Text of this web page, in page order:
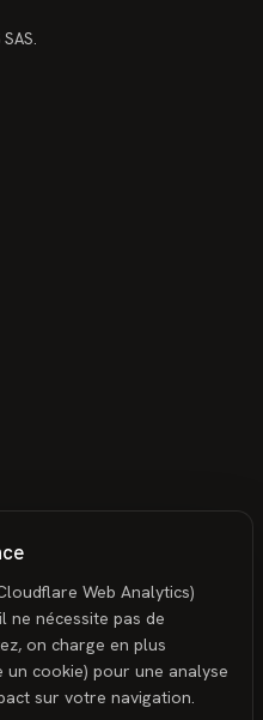
Web Analytics)
ne nécessite pas de
on charge en plus
un cookie) pour une analyse
sur votre navigation.